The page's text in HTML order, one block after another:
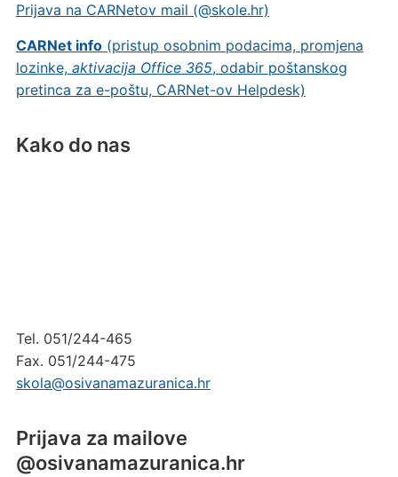
Prijava na CARNetov mail (@skole.hr)
CARNet info(pristup osobnim podacima, promjena
lozinke, aktivacija Office 365, odabir poštanskog
pretinca za e-poštu, CARNet-ov Helpdesk)
Kako do nas
Tel. 051/244-465
Fax. 051/244-475
skola@osivanamazuranica.hr
Prijava za mailove
@osivanamazuranica.hr